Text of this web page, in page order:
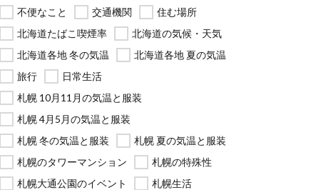
不便なこと
交通機関
住む場所
北海道たばこ喫煙率
北海道の気候・天気
北海道各地 冬の気温
北海道各地 夏の気温
旅行
日常生活
札幌 10月11月の気温と服装
札幌 4月5月の気温と服装
札幌 冬の気温と服装
札幌 夏の気温と服装
札幌のタワーマンション
札幌の特殊性
札幌大通公園のイベント
札幌生活